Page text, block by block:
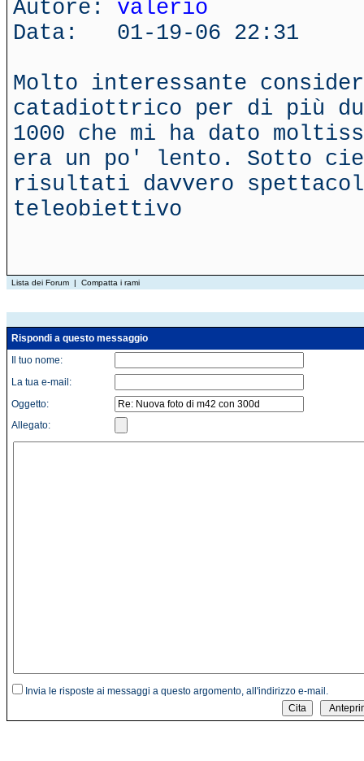
Autore: valerio
Data: 01-19-06 22:31
Molto interessante
catadiottrico per di più
1000 che mi ha dato
era un po' lento. Sotto
risultati davvero
teleobiettivo
Lista dei Forum | Compatta i rami
Rispondi a questo messaggio
Il tuo nome:
La tua e-mail:
Oggetto:
Allegato:
Invia le risposte ai messaggi a questo argomento, all'indirizzo e-mail.